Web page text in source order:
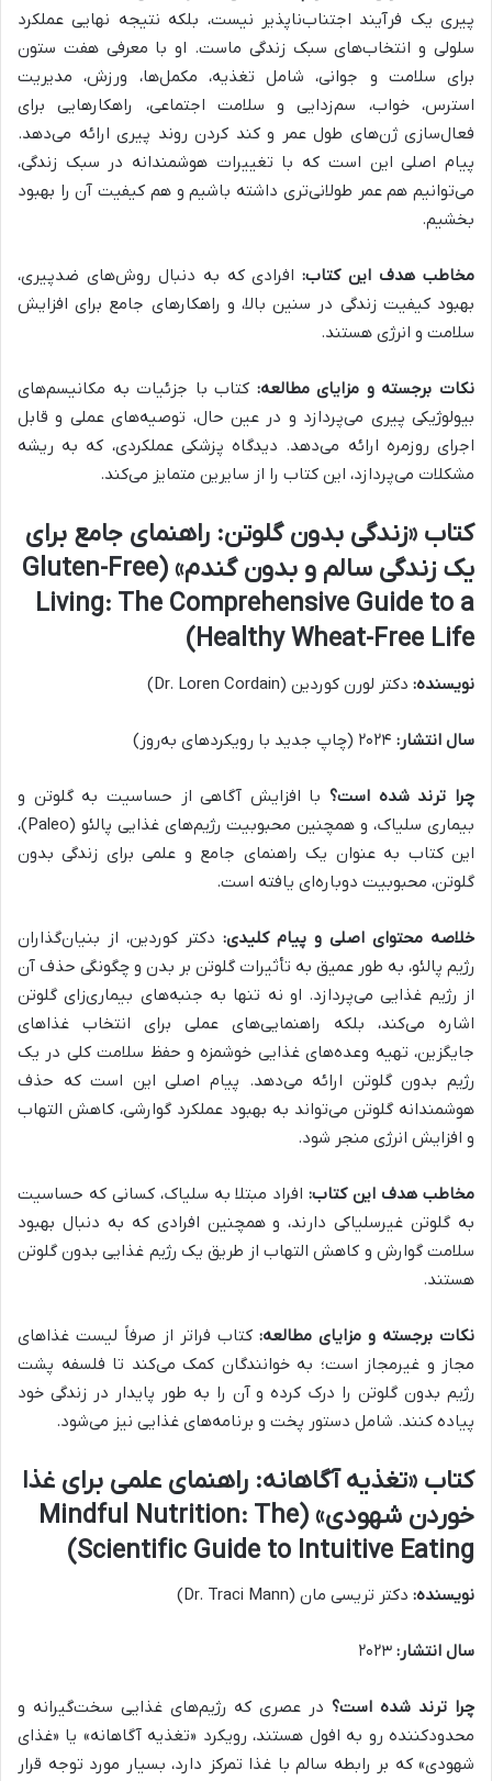
پیری یک فرآیند اجتناب‌ناپذیر نیست، بلکه نتیجه نهایی عملکرد
سلولی و انتخاب‌های سبک زندگی ماست. او با معرفی هفت ستون
برای سلامت و جوانی، شامل تغذیه، مکمل‌ها، ورزش، مدیریت
استرس، خواب، سم‌زدایی و سلامت اجتماعی، راهکارهایی برای
فعال‌سازی ژن‌های طول عمر و کند کردن روند پیری ارائه می‌دهد.
پیام اصلی این است که با تغییرات هوشمندانه در سبک زندگی،
می‌توانیم هم عمر طولانی‌تری داشته باشیم و هم کیفیت آن را بهبود
بخشیم.
مخاطب هدف این کتاب:افرادی که به دنبال روش‌های ضدپیری،
بهبود کیفیت زندگی در سنین بالا، و راهکارهای جامع برای افزایش
سلامت و انرژی هستند.
نکات برجسته و مزایای مطالعه: کتاب با جزئیات به مکانیسم‌های
بیولوژیکی پیری می‌پردازد و در عین حال، توصیه‌های عملی و قابل
اجرای روزمره ارائه می‌دهد. دیدگاه پزشکی عملکردی، که به ریشه
مشکلات می‌پردازد، این کتاب را از سایرین متمایز می‌کند.
کتاب «زندگی بدون گلوتن: راهنمای جامع برای
یک زندگی سالم و بدون گندم» (Gluten-Free
Living: The Comprehensive Guide to a
Healthy Wheat-Free Life)
نویسنده: دکتر لورن کوردین (Dr. Loren Cordain)
سال انتشار:
چرا ترند شده است؟با افزایش آگاهی از حساسیت به گلوتن و
بیماری سلیاک، و همچنین محبوبیت رژیم‌های غذایی پالئو (Paleo)،
این کتاب به عنوان یک راهنمای جامع و علمی برای زندگی بدون
گلوتن، محبوبیت دوباره‌ای یافته است.
خلاصه محتوای اصلی و پیام کلیدی: دکتر کوردین، از بنیان‌گذاران
رژیم پالئو، به طور عمیق به تأثیرات گلوتن بر بدن و چگونگی حذف آن
از رژیم غذایی می‌پردازد. او نه تنها به جنبه‌های بیماری‌زای گلوتن
اشاره می‌کند، بلکه راهنمایی‌های عملی برای انتخاب غذاهای
جایگزین، تهیه وعده‌های غذایی خوشمزه و حفظ سلامت کلی در یک
رژیم بدون گلوتن ارائه می‌دهد. پیام اصلی این است که حذف
هوشمندانه گلوتن می‌تواند به بهبود عملکرد گوارشی، کاهش التهاب
و افزایش انرژی منجر شود.
مخاطب هدف این کتاب:افراد مبتلا به سلیاک، کسانی که حساسیت
به گلوتن غیرسلیاکی دارند، و همچنین افرادی که به دنبال بهبود
سلامت گوارش و کاهش التهاب از طریق یک رژیم غذایی بدون گلوتن
هستند.
نکات برجسته و مزایای مطالعه: کتاب فراتر از صرفاً لیست غذاهای
مجاز و غیرمجاز است؛ به خوانندگان کمک می‌کند تا فلسفه پشت
رژیم بدون گلوتن را درک کرده و آن را به طور پایدار در زندگی خود
پیاده کنند. شامل دستور پخت و برنامه‌های غذایی نیز می‌شود.
کتاب «تغذیه آگاهانه: راهنمای علمی برای غذا
خوردن شهودی» (Mindful Nutrition: The
Scientific Guide to Intuitive Eating)
نویسنده: دکتر تریسی مان (Dr. Traci Mann)
سال انتشار:
چرا ترند شده است؟ در عصری که رژیم‌های غذایی سخت‌گیرانه و
محدودکننده رو به افول هستند، رویکرد «تغذیه آگاهانه» یا «غذای
شهودی» که بر رابطه سالم با غذا تمرکز دارد، بسیار مورد توجه قرار